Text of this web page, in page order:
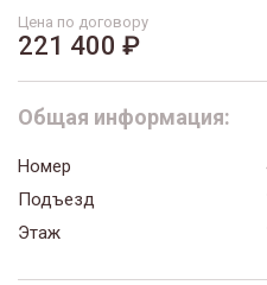
Цена по договору
221 400 ₽
Общая информация:
Номер
Подъезд
Этаж